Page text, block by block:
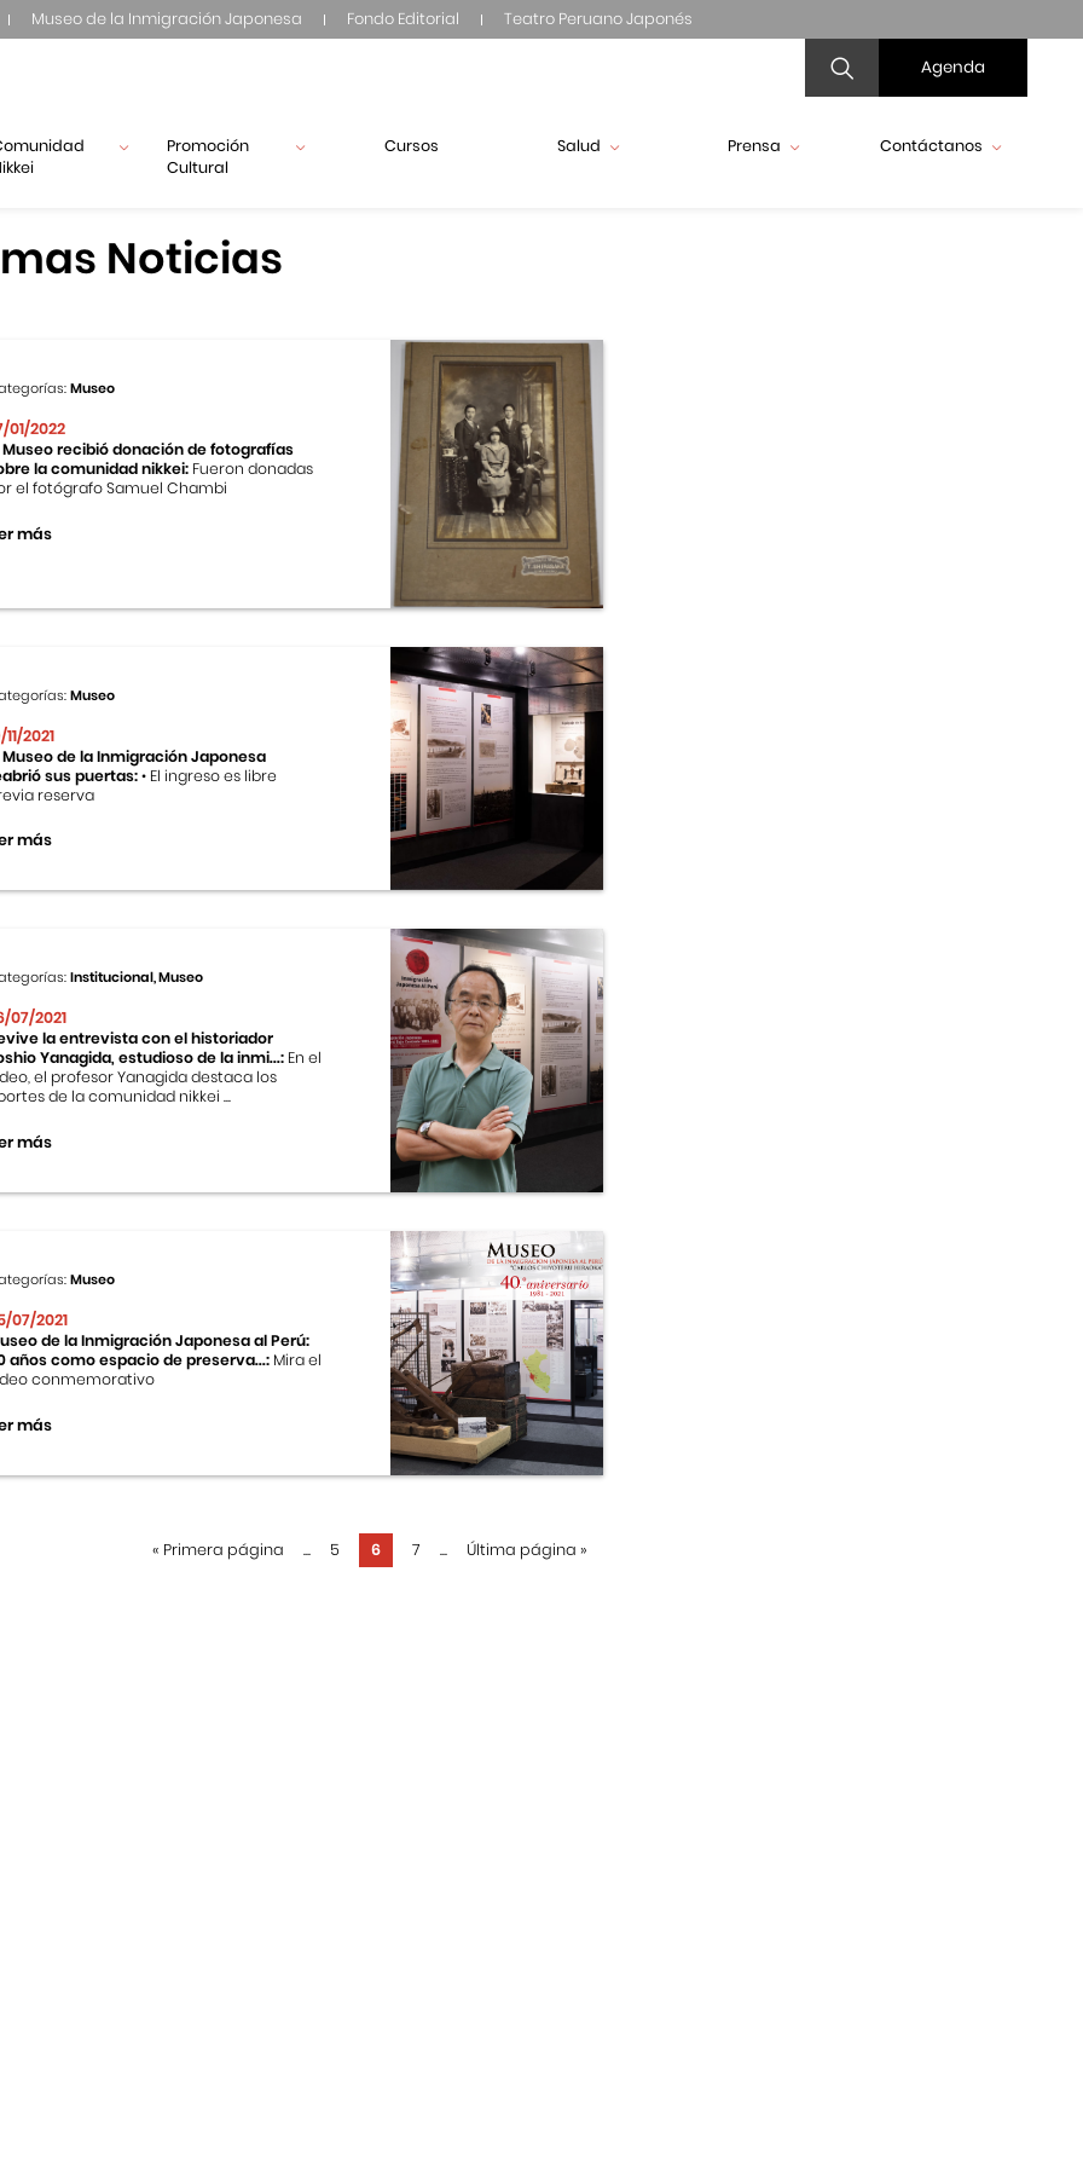
Museo de la Inmigración Japonesa Fondo Editorial Teatro Peruano Japonés
Agenda
Promoción
Cultural
Cursos Salud Prensa Contáctanos
Noticias
Museo
01/2022
Museo recibió donación de fotografías
la comunidad nikkei: Fueron donadas
el fotógrafo Samuel Chambi
más
Museo
11/2021
Museo de la Inmigración Japonesa
sus puertas:• El ingreso es libre
reserva
más
Institucional, Museo
07/2021
la entrevista con el historiador
Yanagida, estudioso de la inmi...: En el
el profesor Yanagida destaca los
de la comunidad nikkei ...
más
Museo
07/2021
de la Inmigración Japonesa al Perú:
años como espacio de preserva...: Mira el
conmemorativo
más
« Primera página ... 5 6 7 ... Última página »